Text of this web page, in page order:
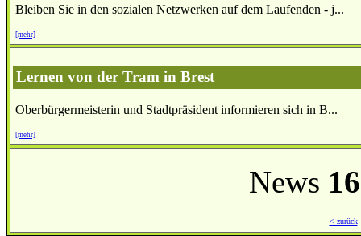
Bleiben Sie in den sozialen Netzwerken auf dem Laufenden - j...
[mehr]
Lernen von der Tram in Brest
Oberbürgermeisterin und Stadtpräsident informieren sich in B...
[mehr]
News
< zurück